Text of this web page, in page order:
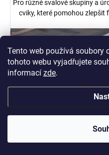
Tento web používá soubory
tohoto webu vyjadřujete
informací zde.
Pro různé svalové skupiny a
cviky, které pomohou zlepšit